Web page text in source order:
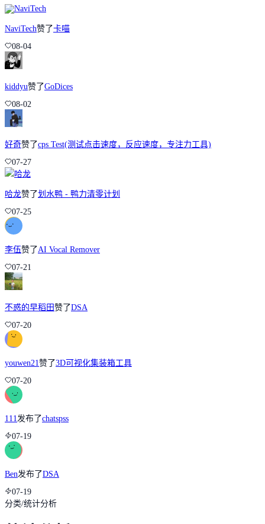
NaviTech赞了卡喵
08-04
kiddyu赞了GoDices
08-02
好奇赞了cps Test(测试点击速度，反应速度，专注力工具)
07-27
哈龙赞了划水鸭 - 鸭力清零计划
07-25
李伍赞了AI Vocal Remover
07-21
不惑的早稻田赞了DSA
07-20
youwen21赞了3D可视化集装箱工具
07-20
111 发布了chatspss
07-19
Ben发布了DSA
07-19
分类/统计分析